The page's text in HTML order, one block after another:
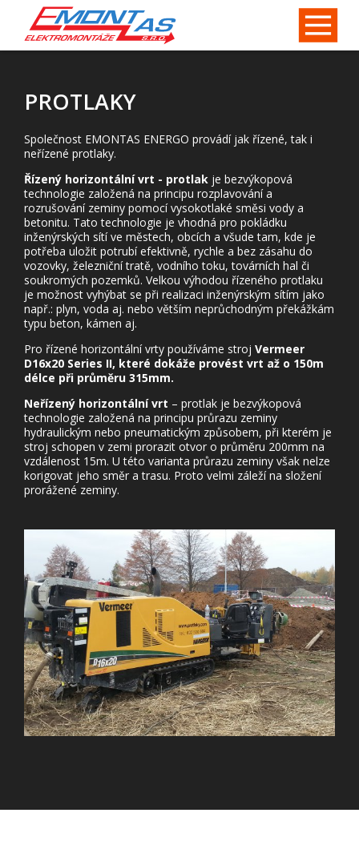
PROTLAKY
Společnost EMONTAS ENERGO provádí jak řízené, tak i
neřízené protlaky.
Řízený horizontální vrt - protlak je bezvýkopová
technologie založená na principu rozplavování a
rozrušování zeminy pomocí vysokotlaké směsi vody a
betonitu. Tato technologie je vhodná pro pokládku
inženýrských sítí ve městech, obcích a všude tam, kde je
potřeba uložit potrubí efektivně, rychle a bez zásahu do
vozovky, železniční tratě, vodního toku, továrních hal či
soukromých pozemků. Velkou výhodou řízeného protlaku
je možnost vyhýbat se při realizaci inženýrským sítím jako
např.: plyn, voda aj. nebo větším neprůchodným překážkám
typu beton, kámen aj.
Pro řízené horizontální vrty používáme stroj Vermeer
D16x20 Series II, které dokáže provést vrt až o 150m
délce při průměru 315mm.
Neřízený horizontální vrt – protlak je bezvýkopová
technologie založená na principu průrazu zeminy
hydraulickým nebo pneumatickým způsobem, při kterém je
stroj schopen v zemi prorazit otvor o průměru 200mm na
vzdálenost 15m. U této varianta průrazu zeminy však nelze
korigovat jeho směr a trasu. Proto velmi záleží na složení
prorážené zeminy.